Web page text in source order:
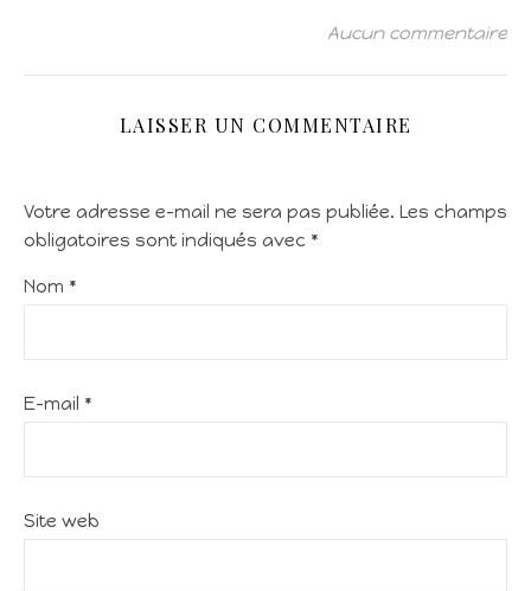
Aucun commentaire
LAISSER UN COMMENTAIRE
Votre adresse e-mail ne sera pas publiée. Les champs
obligatoires sont indiqués avec *
Nom *
E-mail *
Site web